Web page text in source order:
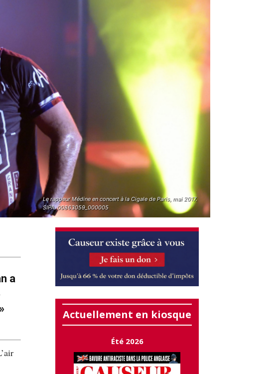
Le rappeur Médine en concert à la Cigale de Paris, mai 2017.
SIPA. 00863059_000005
a
Actuellement en kiosque
Été 2026